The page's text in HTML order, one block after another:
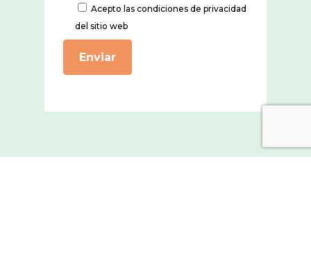
Acepto las condiciones de privacidad
del sitio web